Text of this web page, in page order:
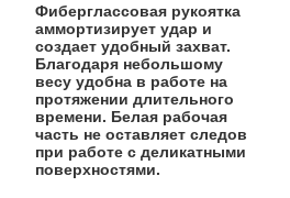
Фиберглассовая рукоятка
аммортизирует удар и
создает удобный захват.
Благодаря небольшому
весу удобна в работе на
протяжении длительного
времени. Белая рабочая
часть не оставляет следов
при работе с деликатными
поверхностями.